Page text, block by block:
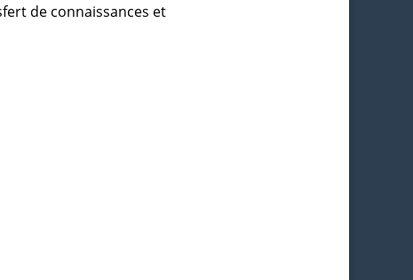
de connaissances et